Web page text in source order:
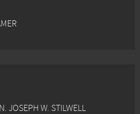
JOSEPH W. STILWELL